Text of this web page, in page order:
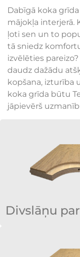
Dabīgā koka
mājokļa interjerā.
ļoti sen un to
tā sniedz
izvēlēties
daudz dažādu
kopšana, izturība
koka grīda būtu
jāpievērš
Divslāņu